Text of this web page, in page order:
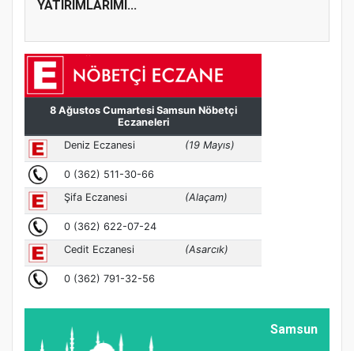
YATIRIMLARIMI...
Samsun